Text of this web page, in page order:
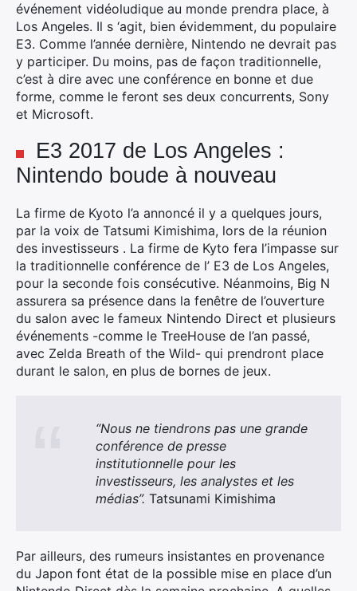
événement vidéoludique au monde prendra place, à
Los Angeles. Il s ‘agit, bien évidemment, du populaire
E3. Comme l’année dernière, Nintendo ne devrait pas
y participer. Du moins, pas de façon traditionnelle,
c’est à dire avec une conférence en bonne et due
forme, comme le feront ses deux concurrents, Sony
et Microsoft.
E3 2017 de Los Angeles :
Nintendo boude à nouveau
La firme de Kyoto l’a annoncé il y a quelques jours,
par la voix de Tatsumi Kimishima, lors de la réunion
des investisseurs . La firme de Kyto fera l’impasse sur
la traditionnelle conférence de l’ E3 de Los Angeles,
pour la seconde fois consécutive. Néanmoins, Big N
assurera sa présence dans la fenêtre de l’ouverture
du salon avec le fameux Nintendo Direct et plusieurs
événements -comme le TreeHouse de l’an passé,
avec Zelda Breath of the Wild- qui prendront place
durant le salon, en plus de bornes de jeux.
“Nous ne tiendrons pas une grande
conférence de presse
institutionnelle pour les
investisseurs, les analystes et les
médias”. Tatsunami Kimishima
Par ailleurs, des rumeurs insistantes en provenance
du Japon font état de la possible mise en place d’un